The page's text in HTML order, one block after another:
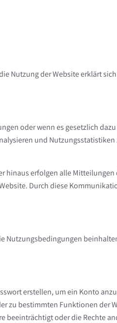
Nutzung der Website erklärt
oder wenn es gesetzlich
und Nutzungsstatistiken
hinaus erfolgen alle Mitteilungen
Durch diese
Nutzungsbedingungen
erstellen, um ein Konto
zu bestimmten Funktionen der
beeinträchtigt oder die Rechte